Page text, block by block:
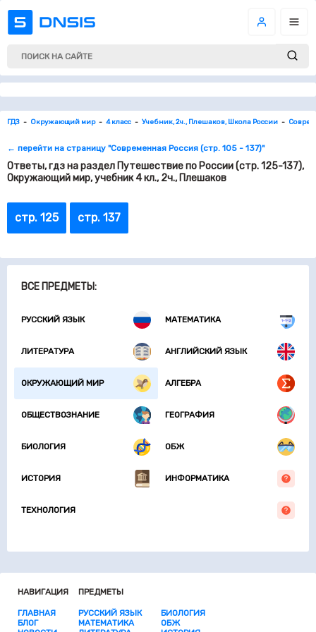
ВСЕ ПРЕДМЕТЫ:
РУССКИЙ ЯЗЫК МАТЕМАТИКА
ЛИТЕРАТУРА АНГЛИЙСКИЙ ЯЗЫК
ОКРУЖАЮЩИЙ МИР АЛГЕБРА
ОБЩЕСТВОЗНАНИЕ ГЕОГРАФИЯ
БИОЛОГИЯ ОБЖ
ИСТОРИЯ ИНФОРМАТИКА
ТЕХНОЛОГИЯ
ГДЗ Окружающий мир 4 класс Учебник, 2ч., Плешаков, Школа России
← перейти на страницу "Современная Россия (стр. 105 - 137)"
Ответы, гдз на раздел Путешествие по России (стр. 125-137),
Окружающий мир, учебник 4 кл., 2ч., Плешаков
стр. 125 стр. 137
НАВИГАЦИЯ
ГЛАВНАЯ
БЛОГ
ПРЕДМЕТЫ
РУССКИЙ ЯЗЫК
МАТЕМАТИКА
БИОЛОГИЯ
ОБЖ